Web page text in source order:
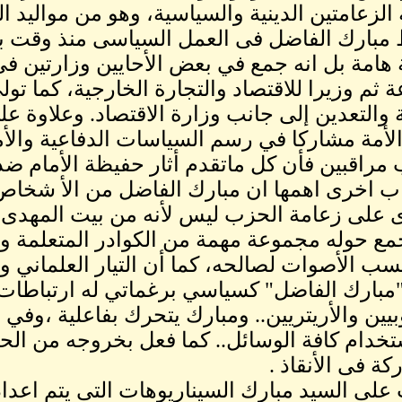
الدينية والسياسية، وهو من مواليد
مبارك الفاضل فى العمل السياسى منذ وقت
هامة بل انه جمع في بعض الأحايين وزارتين
ثم وزيرا للاقتصاد والتجارة الخارجية، كما
والتعدين إلى جانب وزارة الاقتصاد. وعلاوة
مشاركا في رسم السياسات الدفاعية
فأن كل ماتقدم أثار حفيظة الأمام
اخرى اهمها ان مبارك الفاضل من الأ
على زعامة الحزب ليس لأنه من بيت
حوله مجموعة مهمة من الكوادر المتعلمة
الأصوات لصالحه، كما أن التيار
"مبارك الفاضل" كسياسي برغماتي له
والأريتريين.. ومبارك يتحرك بفاعلية
كافة الوسائل.. كما فعل بخروجه من
فى الأنقاذ .
على السيد مبارك السيناريوهات التى يتم